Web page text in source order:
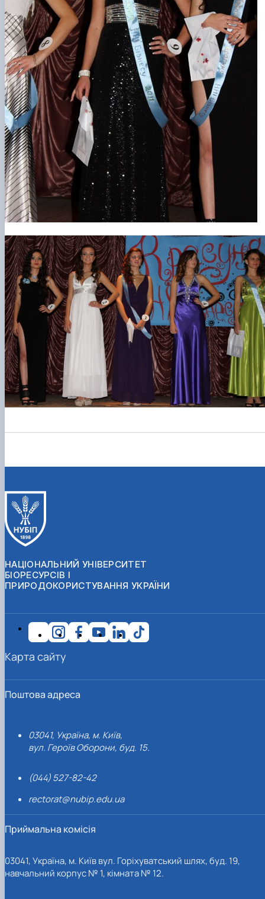
НАЦІОНАЛЬНИЙ УНІВЕРСИТЕТ
БІОРЕСУРСІВ І
ПРИРОДОКОРИСТУВАННЯ УКРАЇНИ
Поштова адреса
03041, Україна, м. Київ,
вул. Героїв Оборони, буд. 15.
(044) 527-82-42
rectorat@nubip.edu.ua
Приймальна комісія
03041, Україна, м. Київ вул. Горіхуватський шлях, буд. 19,
навчальний корпус № 1, кімната № 12.
Карта сайту